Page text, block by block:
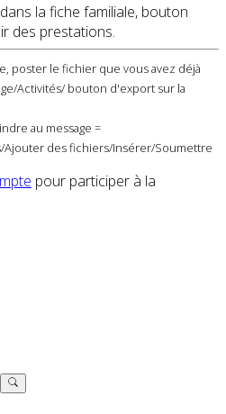
la fiche familiale, bouton
des prestations.
poster le fichier que vous avez déjà
Activités/ bouton d'export sur la
au message =
des fichiers/Insérer/Soumettre
pour participer à la